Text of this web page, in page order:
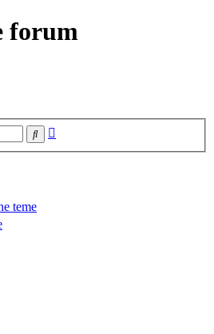
forum
Pretražnik
teme